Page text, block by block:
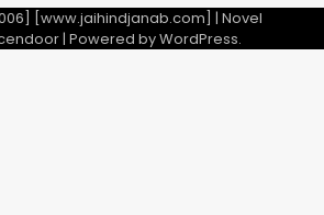
[www.jaihindjanab.com] | Novel
| Powered byWordPress.